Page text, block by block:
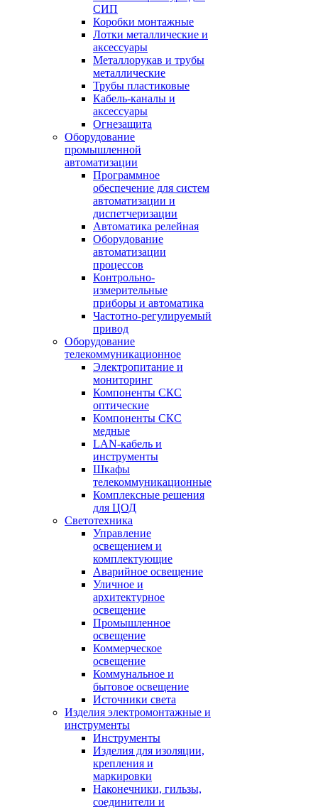
СИП
Коробки монтажные
Лотки металлические и
аксессуары
Металлорукав и трубы
металлические
Трубы пластиковые
Кабель-каналы и
аксессуары
Огнезащита
Оборудование
промышленной
автоматизации
Программное
обеспечение для систем
автоматизации и
диспетчеризации
Автоматика релейная
Оборудование
автоматизации
процессов
Контрольно-
измерительные
приборы и автоматика
Частотно-регулируемый
привод
Оборудование
телекоммуникационное
Электропитание и
мониторинг
Компоненты СКС
оптические
Компоненты СКС
медные
LAN-кабель и
инструменты
Шкафы
телекоммуникационные
Комплексные решения
для ЦОД
Светотехника
Управление
освещением и
комплектующие
Аварийное освещение
Уличное и
архитектурное
освещение
Промышленное
освещение
Коммерческое
освещение
Коммунальное и
бытовое освещение
Источники света
Изделия электромонтажные и
инструменты
Инструменты
Изделия для изоляции,
крепления и
маркировки
Наконечники, гильзы,
соединители и